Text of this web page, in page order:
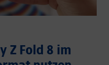
Z Fold 8 im